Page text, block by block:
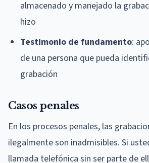
almacenado y manejado la
hizo
Testimonio de fundamento:
de una persona que pueda
grabación
Casos penales
En los procesos penales, las
ilegalmente son inadmisibles. Si
llamada telefónica sin ser parte de